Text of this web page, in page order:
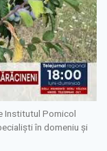
Institutul Pomicol
în domeniu și